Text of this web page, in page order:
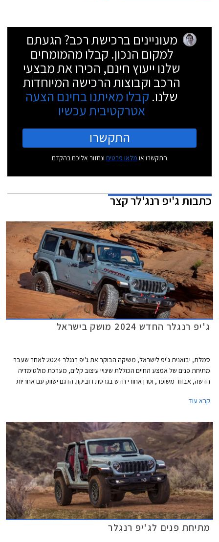
מעוניינים ברכישת רכב? הגעתם
למקום הנכון. קבלו מהמומחים
שלנו ייעוץ חינם, הכירו את מבצעי
הרכב וקבוצות הרכישה המיוחדות
שלנו. קבלו מאיתנו בחינם הצעה
אטרקטיבית עכשיו
התקשרו
התקשרו או מלאו פרטים ונחזור אליכם בהקדם
כתבותג'יפ רנג'לר קצר
ג'יפ רנגלר החדש 2024 מושק בישראל
סמלת, יבואנית ג'יפ לישראל, משיקה הבוקר את ג'יפ רנגלר 2024 לאחר שעבר
מתיחת פנים של אמצע החיים הכוללת שינויי עיצוב קלים, מערכת מולטימדיה
חדשה, אבזור משופר, וסרן אחורי חדש בגרסת רוביקון. הדגם ישווק עם אחריות
המחיר העומד על החל מ- 379,900 ₪.
קרא עוד
מתיחת פנים לג'יפ רנגלר